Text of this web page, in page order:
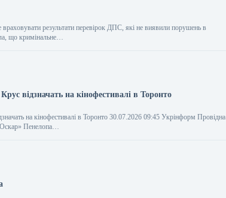
результати перевірок ДПС, які не виявили порушень в
що кримінальне…
відзначать на кінофестивалі в Торонто
на кінофестивалі в Торонто 30.07.2026 09:45 Укрінформ Провідна
Пенелопа…